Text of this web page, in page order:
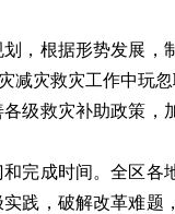
根据形势发展，
灾救灾工作中玩
救灾补助政策，
成时间。全区各
践，破解改革难